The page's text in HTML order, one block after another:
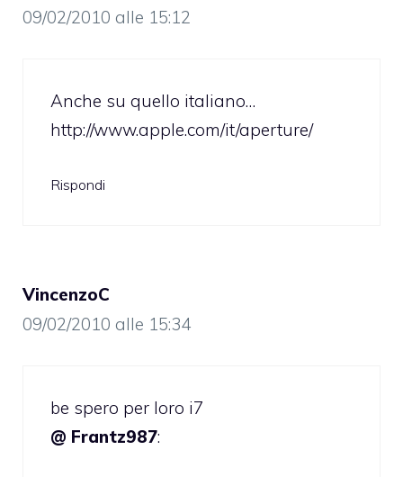
09/02/2010 alle 15:12
Anche su quello italiano…
http://www.apple.com/it/aperture/
Rispondi
VincenzoC
09/02/2010 alle 15:34
be spero per loro i7
@ Frantz987: